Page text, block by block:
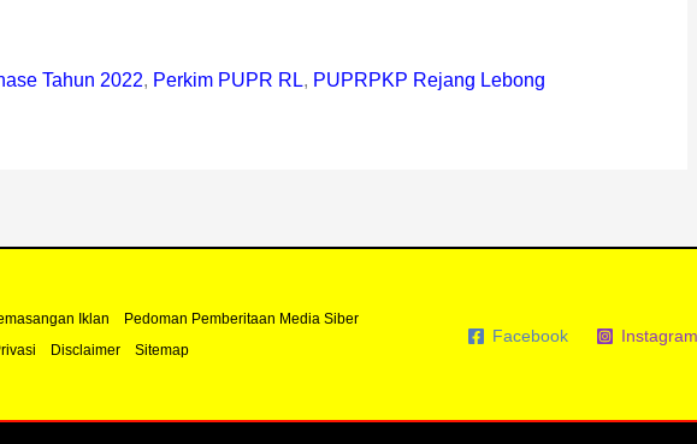
Tahun 2022, Perkim PUPR RL, PUPRPKP Rejang Lebong
Iklan
Pedoman Pemberitaan Media Siber
Disclaimer Sitemap
Facebook Instagram